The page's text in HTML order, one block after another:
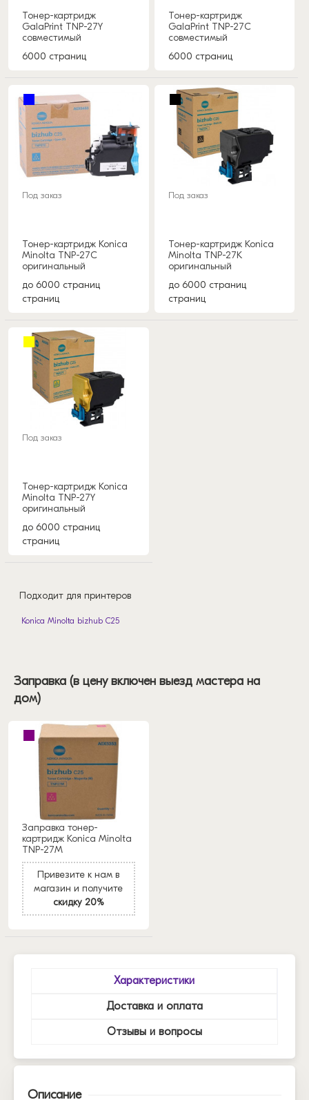
Тонер-картридж
GalaPrint TNP-27Y
совместимый
6000 страниц
Тонер-картридж
GalaPrint TNP-27C
совместимый
6000 страниц
Под заказ
Тонер-картридж Konica
Minolta TNP-27C
оригинальный
до 6000 страниц
страниц
Под заказ
Тонер-картридж Konica
Minolta TNP-27K
оригинальный
до 6000 страниц
страниц
Под заказ
Тонер-картридж Konica
Minolta TNP-27Y
оригинальный
до 6000 страниц
страниц
Подходит для принтеров
Konica Minolta bizhub C25
Заправка (в цену включен выезд мастера на
дом)
Заправка тонер-
картридж Konica Minolta
TNP-27M
Привезите к нам в
магазин и получите
скидку 20%
Характеристики
Доставка и оплата
Отзывы и вопросы
Описание